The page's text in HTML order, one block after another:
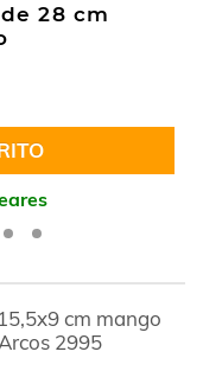
28 cm
cm mango
2995